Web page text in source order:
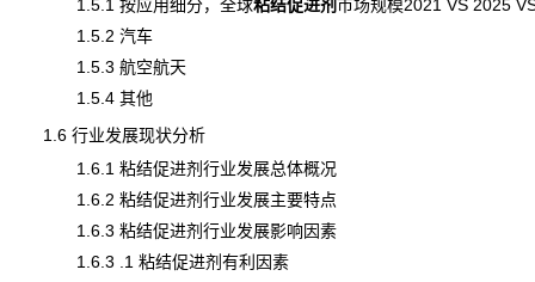
1.5.1 按应用细分，全球粘结促进剂市场规模2021 VS 2025
1.5.2 汽车
1.5.3 航空航天
1.5.4 其他
1.6 行业发展现状分析
1.6.1 粘结促进剂行业发展总体概况
1.6.2 粘结促进剂行业发展主要特点
1.6.3 粘结促进剂行业发展影响因素
1.6.3 .1 粘结促进剂有利因素